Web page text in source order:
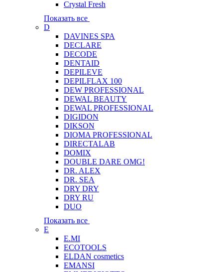
Crystal Fresh
Показать все
D
DAVINES SPA
DECLARE
DECODE
DENTAID
DEPILEVE
DEPILFLAX 100
DEW PROFESSIONAL
DEWAL BEAUTY
DEWAL PROFESSIONAL
DIGIDON
DIKSON
DIOMA PROFESSIONAL
DIRECTALAB
DOMIX
DOUBLE DARE OMG!
DR. ALEX
DR. SEA
DRY DRY
DRY RU
DUO
Показать все
E
E.MI
ECOTOOLS
ELDAN cosmetics
EMANSI